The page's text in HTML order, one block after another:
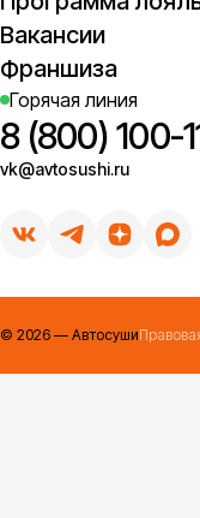
Вакансии
Франшиза
Горячая линия
8 (800) 100-
vk@avtosushi.ru
© 2026 — Автосуши